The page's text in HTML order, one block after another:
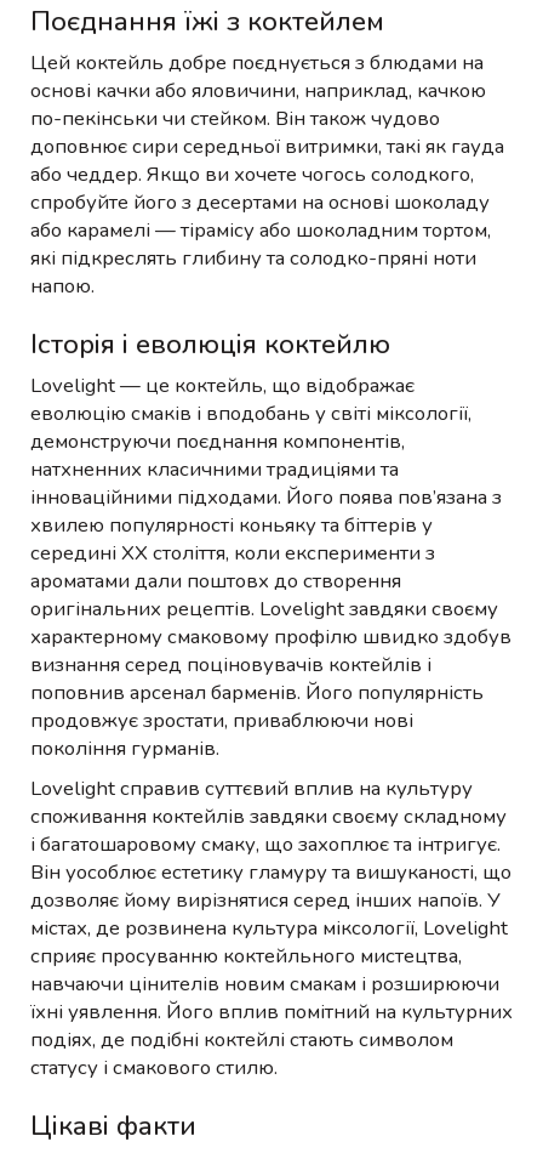
Поєднання їжі з коктейлем
Цей коктейль добре поєднується з блюдами на
основі качки або яловичини, наприклад, качкою
по-пекінськи чи стейком. Він також чудово
доповнює сири середньої витримки, такі як гауда
або чеддер. Якщо ви хочете чогось солодкого,
спробуйте його з десертами на основі шоколаду
або карамелі — тірамісу або шоколадним тортом,
які підкреслять глибину та солодко-пряні ноти
напою.
Історія і еволюція коктейлю
Lovelight — це коктейль, що відображає
еволюцію смаків і вподобань у світі міксології,
демонструючи поєднання компонентів,
натхненних класичними традиціями та
інноваційними підходами. Його поява пов’язана з
хвилею популярності коньяку та біттерів у
середині XX століття, коли експерименти з
ароматами дали поштовх до створення
оригінальних рецептів. Lovelight завдяки своєму
характерному смаковому профілю швидко здобув
визнання серед поціновувачів коктейлів і
поповнив арсенал барменів. Його популярність
продовжує зростати, приваблюючи нові
покоління гурманів.
Lovelight справив суттєвий вплив на культуру
споживання коктейлів завдяки своєму складному
і багатошаровому смаку, що захоплює та інтригує.
Він уособлює естетику гламуру та вишуканості, що
дозволяє йому вирізнятися серед інших напоїв. У
містах, де розвинена культура міксології, Lovelight
сприяє просуванню коктейльного мистецтва,
навчаючи цінителів новим смакам і розширюючи
їхні уявлення. Його вплив помітний на культурних
подіях, де подібні коктейлі стають символом
статусу і смакового стилю.
Цікаві факти